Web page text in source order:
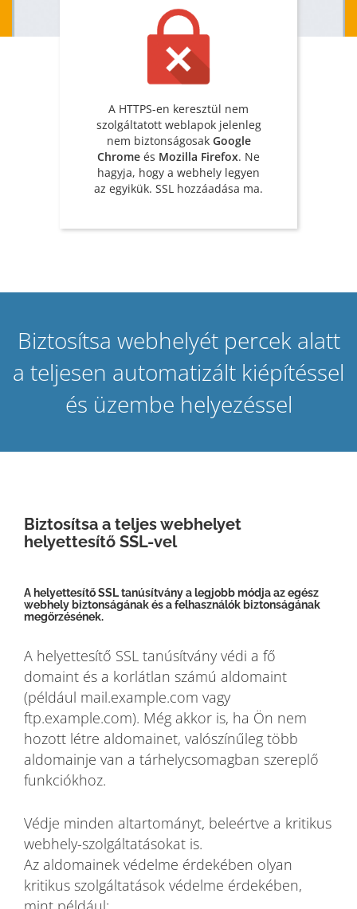
A HTTPS-en keresztül nem
szolgáltatott weblapok jelenleg
nem biztonságosak Google
Chrome és Mozilla Firefox. Ne
hagyja, hogy a webhely legyen
az egyikük. SSL hozzáadása ma.
Biztosítsa webhelyét percek alatt
a teljesen automatizált kiépítéssel
és üzembe helyezéssel
Biztosítsa a teljes webhelyet
helyettesítő SSL-vel
A helyettesítő SSL tanúsítvány a legjobb módja az egész
webhely biztonságának és a felhasználók biztonságának
megőrzésének.
A helyettesítő SSL tanúsítvány védi a fő
domaint és a korlátlan számú aldomaint
(például mail.example.com vagy
ftp.example.com). Még akkor is, ha Ön nem
hozott létre aldomainet, valószínűleg több
aldomainje van a tárhelycsomagban szereplő
funkciókhoz.
Védje minden altartományt, beleértve a kritikus
webhely-szolgáltatásokat is.
Az aldomainek védelme érdekében olyan
kritikus szolgáltatások védelme érdekében,